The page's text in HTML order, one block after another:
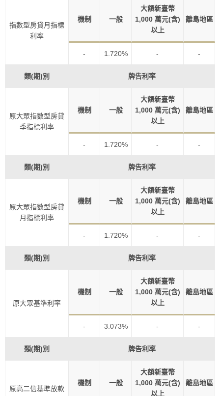
指數型房貸月指標
利率
機制 一般
大額新臺幣
1,000 萬元(含)
以上
離島地區
- 1.720% - -
類(期)別 牌告利率
原大眾指數型房貸
季指標利率
機制 一般
大額新臺幣
1,000 萬元(含)
以上
離島地區
- 1.720% - -
類(期)別 牌告利率
原大眾指數型房貸
月指標利率
機制 一般
大額新臺幣
1,000 萬元(含)
以上
離島地區
- 1.720% - -
類(期)別 牌告利率
原大眾基準利率
機制 一般
大額新臺幣
1,000 萬元(含)
以上
離島地區
- 3.073% - -
類(期)別 牌告利率
原高二信基準放款
機制 一般
大額新臺幣
1,000 萬元(含)
以上
離島地區